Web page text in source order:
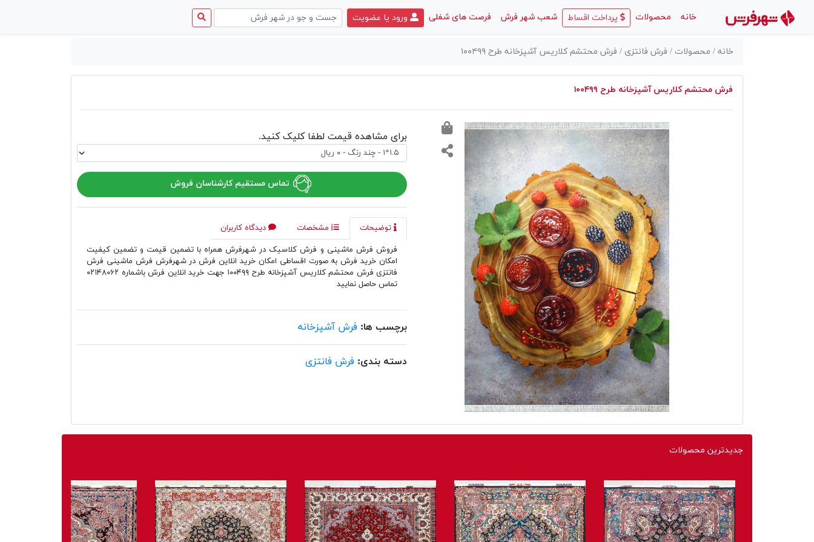
خانه
(current) محصولات پرداخت اقساط شعب شهر فرش فرصت های شغلی ورود یا عضویت
خانه / محصولات / فرش فانتزی / فرش محتشم کلاریس آشپزخانه طرح ۱۰۰۴۹۹
فرش محتشم کلاریس آشپزخانه طرح ۱۰۰۴۹۹
برای مشاهده قیمت لطفا کلیک کنید.
تماس مستقیم کارشناسان فروش
توضیحات مشخصات
دیدگاه کاربران
فروش فرش ماشینی و فرش کلاسیک در شهرفرش همراه با تضمین قیمت و تضمین کیفیت
امکان خرید فرش به صورت اقساطی امکان خرید انلاین فرش در شهرفرش فرش ماشینی فرش
فانتزی فرش محتشم کلاریس آشپزخانه طرح ۱۰۰۴۹۹ جهت خرید انلاین فرش باشماره ۰۲۱۴۸۰۶۲
تماس حاصل نمایید
برچسب ها: فرش آشپزخانه
دسته بندی: فرش فانتزی
جدیدترین محصولات